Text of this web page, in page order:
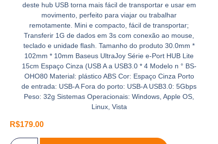
deste hub USB torna mais fácil de transportar e usar em
movimento, perfeito para viajar ou trabalhar
remotamente. Mini e compacto, fácil de transportar;
Transferir 1G de dados em 3s com conexão ao mouse,
teclado e unidade flash. Tamanho do produto 30.0mm *
102mm * 10mm Baseus UltraJoy Série e-Port HUB Lite
15cm Espaço Cinza (USB A a USB3.0 * 4 Modelo n ° BS-
OHO80 Material: plástico ABS Cor: Espaço Cinza Porto
de entrada: USB-A Fora do porto: USB-A USB3.0: 5Gbps
Peso: 32g Sistemas Operacionais: Windows, Apple OS,
Linux, Vista
R$179.00